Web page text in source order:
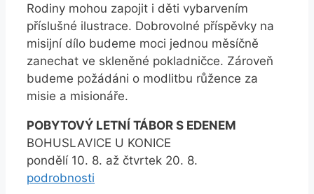
Rodiny mohou zapojit i děti vybarvením
příslušné ilustrace. Dobrovolné příspěvky na
misijní dílo budeme moci jednou měsíčně
zanechat ve skleněné pokladničce. Zároveň
budeme požádáni o modlitbu růžence za
misie a misionáře.
POBYTOVÝ LETNÍ TÁBOR S EDENEM
BOHUSLAVICE U KONICE
pondělí 10. 8. až čtvrtek 20. 8.
podrobnosti